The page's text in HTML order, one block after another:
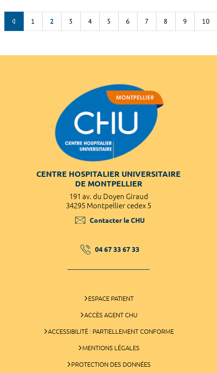
1 2 3 4 5 6 7 8 9 10
CENTRE HOSPITALIER UNIVERSITAIRE
DE MONTPELLIER
191 av. du Doyen Giraud
34295 Montpellier cedex 5
Contacter le CHU
04 67 33 67 33
ESPACE PATIENT
ACCÈS AGENT CHU
ACCESSIBILITÉ : PARTIELLEMENT CONFORME
MENTIONS LÉGALES
PROTECTION DES DONNÉES